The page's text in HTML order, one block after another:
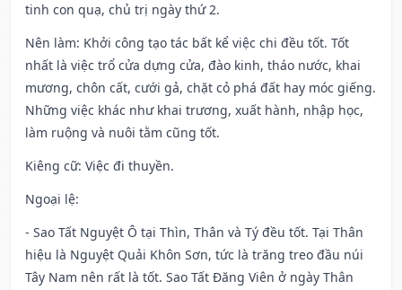
tinh con quạ, chủ trị ngày thứ 2.
Nên làm: Khởi công tạo tác bất kể việc chi đều tốt. Tốt
nhất là việc trổ cửa dựng cửa, đào kinh, tháo nước, khai
mương, chôn cất, cưới gả, chặt cỏ phá đất hay móc giếng.
Những việc khác như khai trương, xuất hành, nhập học,
làm ruộng và nuôi tằm cũng tốt.
Kiêng cữ: Việc đi thuyền.
Ngoại lệ:
- Sao Tất Nguyệt Ô tại Thìn, Thân và Tý đều tốt. Tại Thân
hiệu là Nguyệt Quải Khôn Sơn, tức là trăng treo đầu núi
Tây Nam nên rất là tốt. Sao Tất Đăng Viên ở ngày Thân